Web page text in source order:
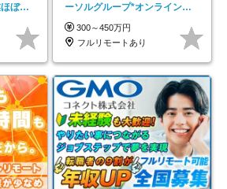
ぼな
ーソルグループ*オンライン面
接*30～40代活躍中
300～450万円
フルリモートあり